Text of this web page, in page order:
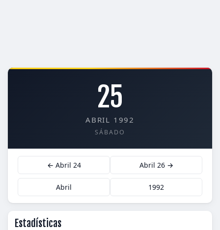
25
ABRIL 1992
SÁBADO
← Abril 24 Abril 26 →
Abril 1992
Estadísticas